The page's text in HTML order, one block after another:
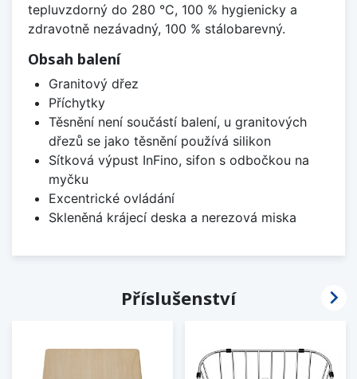
tepluvzdorný do 280 °C, 100 % hygienicky a
zdravotně nezávadný, 100 % stálobarevný.
Obsah balení
Granitový dřez
Příchytky
Těsnění není součástí balení, u granitových
dřezů se jako těsnění používá silikon
Sítková výpust InFino, sifon s odbočkou na
myčku
Excentrické ovládání
Skleněná krájecí deska a nerezová miska
Příslušenství 